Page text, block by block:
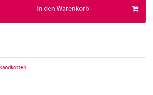
In den Warenkorb